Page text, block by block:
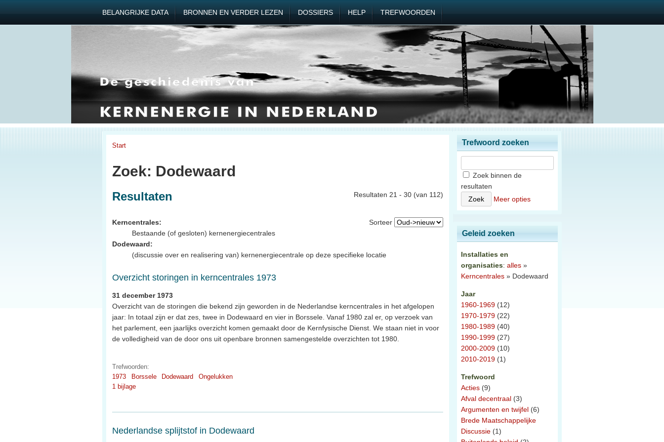
BELANGRIJKE DATA BRONNEN EN VERDER LEZEN DOSSIERS HELP TREFWOORDEN
Start
Zoek: Dodewaard
Resultaten 21 - 30 (van 112)
Resultaten
Sorteer
Kerncentrales:
Bestaande (of gesloten) kernenergiecentrales
Dodewaard:
(discussie over en realisering van) kernenergiecentrale op deze specifieke locatie
Overzicht storingen in kerncentrales 1973
31 december 1973
Overzicht van de storingen die bekend zijn geworden in de Nederlandse kerncentrales in het afgelopen
jaar: In totaal zijn er dat zes, twee in Dodewaard en vier in Borssele. Vanaf 1980 zal er, op verzoek van
het parlement, een jaarlijks overzicht komen gemaakt door de Kernfysische Dienst. We staan niet in voor
de volledigheid van de door ons uit openbare bronnen samengestelde overzichten tot 1980.
Trefwoorden:
1973
Borssele Dodewaard
Ongelukken
1 bijlage
Nederlandse splijtstof in Dodewaard
Trefwoord zoeken
Zoek binnen de
resultaten
Meer opties
Geleid zoeken
Installaties en
organisaties: alles »
Kerncentrales » Dodewaard
Jaar
1960-1969 (12)
1970-1979 (22)
1980-1989 (40)
1990-1999 (27)
2000-2009 (10)
2010-2019 (1)
Trefwoord
Acties (9)
Afval decentraal (3)
Argumenten en twijfel (6)
Brede Maatschappelijke
Discussie (1)